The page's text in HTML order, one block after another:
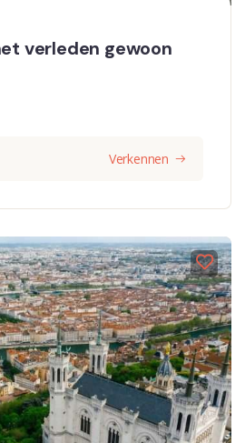
verleden gewoon
Verkennen